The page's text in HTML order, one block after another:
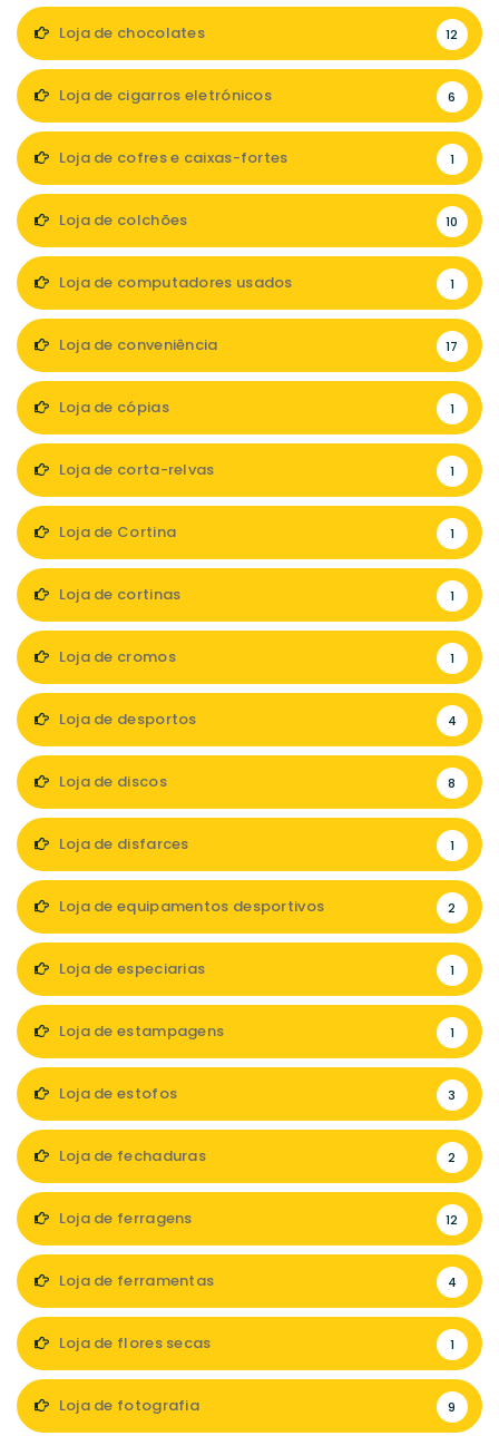
Loja de chocolates 12
Loja de cigarros eletrónicos 6
Loja de cofres e caixas-fortes 1
Loja de colchões 10
Loja de computadores usados 1
Loja de conveniência 17
Loja de cópias 1
Loja de corta-relvas 1
Loja de Cortina 1
Loja de cortinas 1
Loja de cromos 1
Loja de desportos 4
Loja de discos 8
Loja de disfarces 1
Loja de equipamentos desportivos 2
Loja de especiarias 1
Loja de estampagens 1
Loja de estofos 3
Loja de fechaduras 2
Loja de ferragens 12
Loja de ferramentas 4
Loja de flores secas 1
Loja de fotografia 9